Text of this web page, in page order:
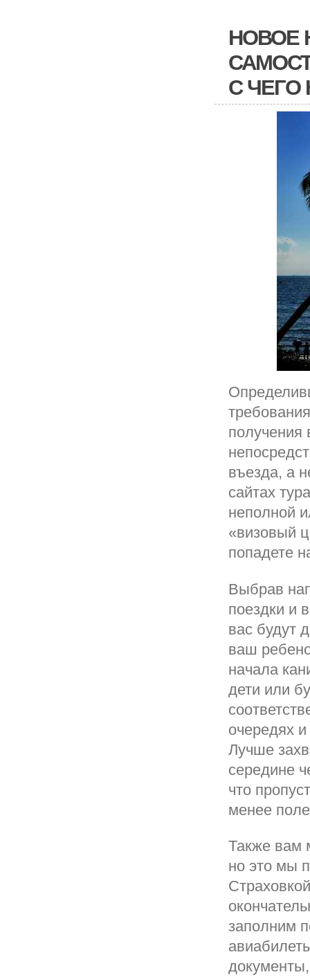
НОВОЕ
С ЧЕГО
получения
въезда, а
сайтах
неполной
«визовый
попадете
Выбрав
поездки и
вас будут
ваш
начала
дети или
очередях
Лучше
середине
что
менее
Также вам
но это мы
заполним